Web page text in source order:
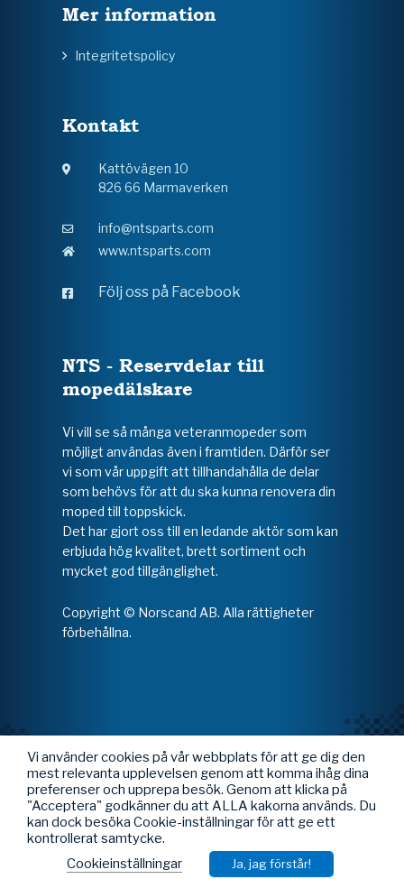
Mer information
Integritetspolicy
Kontakt
Kattövägen 10
826 66 Marmaverken
info@ntsparts.com
www.ntsparts.com
Följ oss på Facebook
NTS - Reservdelar till
mopedälskare
Vi vill se så många veteranmopeder som
möjligt användas även i framtiden. Därför ser
vi som vår uppgift att tillhandahålla de delar
som behövs för att du ska kunna renovera din
moped till toppskick.
Det har gjort oss till en ledande aktör som kan
erbjuda hög kvalitet, brett sortiment och
mycket god tillgänglighet.
Copyright © Norscand AB. Alla rättigheter
förbehållna.
Vi använder cookies på vår webbplats för att ge dig den
mest relevanta upplevelsen genom att komma ihåg dina
preferenser och upprepa besök. Genom att klicka på
"Acceptera" godkänner du att ALLA kakorna används. Du
kan dock besöka Cookie-inställningar för att ge ett
kontrollerat samtycke.
Cookieinställningar
Ja, jag förstår!